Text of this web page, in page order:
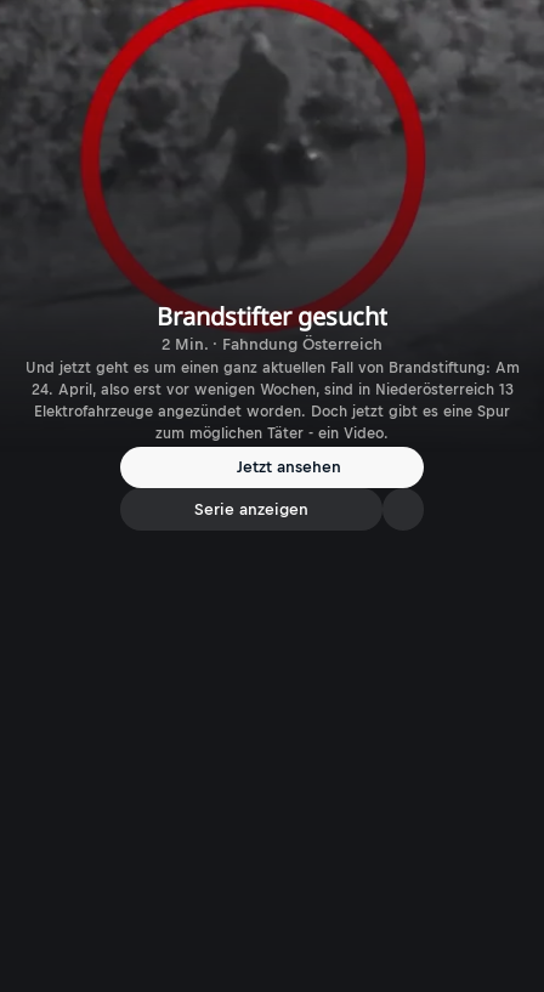
Brandstifter gesucht
2 Min. · Fahndung Österreich
Und jetzt geht es um einen ganz aktuellen Fall von Brandstiftung: Am
24. April, also erst vor wenigen Wochen, sind in Niederösterreich 13
Elektrofahrzeuge angezündet worden. Doch jetzt gibt es eine Spur
zum möglichen Täter - ein Video.
Jetzt ansehen
Serie anzeigen